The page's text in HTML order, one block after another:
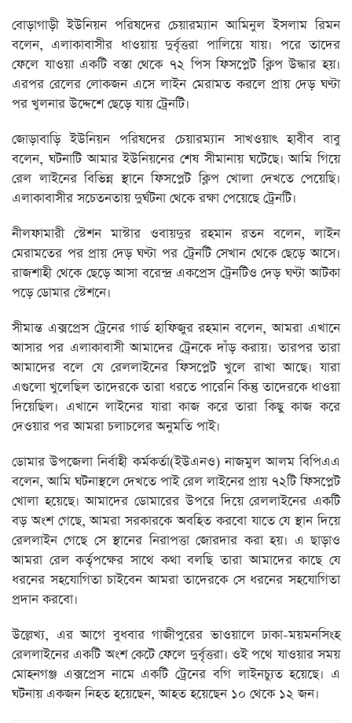
বোড়াগাড়ী ইউনিয়ন পরিষদের চেয়ারম্যান আমিনুল ইসলাম রিমন
বলেন, এলাকাবাসীর ধাওয়ায় দুর্বৃত্তরা পালিয়ে যায়। পরে তাদের
ফেলে যাওয়া একটি বস্তা থেকে ৭২ পিস ফিসপ্লেট ক্লিপ উদ্ধার হয়।
এরপর রেলের লোকজন এসে লাইন মেরামত করলে প্রায় দেড় ঘণ্টা
পর খুলনার উদ্দেশে ছেড়ে যায় ট্রেনটি।
জোড়াবাড়ি ইউনিয়ন পরিষদের চেয়ারম্যান সাখওয়াৎ হাবীব বাবু
বলেন, ঘটনাটি আমার ইউনিয়নের শেষ সীমানায় ঘটেছে। আমি গিয়ে
রেল লাইনের বিভিন্ন স্থানে ফিসপ্লেট ক্লিপ খোলা দেখতে পেয়েছি।
এলাকাবাসীর সচেতনতায় দুর্ঘটনা থেকে রক্ষা পেয়েছে ট্রেনটি।
নীলফামারী স্টেশন মাস্টার ওবায়দুর রহমান রতন বলেন, লাইন
মেরামতের পর প্রায় দেড় ঘণ্টা পর ট্রেনটি সেখান থেকে ছেড়ে আসে।
রাজশাহী থেকে ছেড়ে আসা বরেন্দ্র একপ্রেস ট্রেনটিও দেড় ঘণ্টা আটকা
পড়ে ডোমার স্টেশনে।
সীমান্ত এক্সপ্রেস ট্রেনের গার্ড হাফিজুর রহমান বলেন, আমরা এখানে
আসার পর এলাকাবাসী আমাদের ট্রেনকে দাঁড় করায়। তারপর তারা
আমাদের বলে যে রেললাইনের ফিসপ্লেট খুলে রাখা আছে। যারা
এগুলো খুলেছিল তাদেরকে তারা ধরতে পারেনি কিন্তু তাদেরকে ধাওয়া
দিয়েছিল। এখানে লাইনের যারা কাজ করে তারা কিছু কাজ করে
দেওয়ার পর আমরা চলাচলের অনুমতি পাই।
ডোমার উপজেলা নির্বাহী কর্মকর্তা(ইউএনও) নাজমুল আলম বিপিএএ
বলেন, আমি ঘটনাস্থলে দেখতে পাই রেল লাইনের প্রায় ৭২টি ফিসপ্লেট
খোলা হয়েছে। আমাদের ডোমারের ‍উপরে দিয়ে রেললাইনের একটি
বড় অংশ গেছে, আমরা সরকারকে অবহিত করবো যাতে যে স্থান দিয়ে
রেললাইন গেছে সে স্থানের নিরাপত্তা জোরদার করা হয়। এ ছাড়াও
আমরা রেল কর্তৃপক্ষের সাথে কথা বলছি তারা আমাদের কাছে যে
ধরনের সহযোগিতা চাইবেন আমরা তাদেরকে সে ধরনের সহযোগিতা
প্রদান করবো।
উল্লেখ্য, এর আগে বুধবার গাজীপুরের ভাওয়ালে ঢাকা-ময়মনসিংহ
রেললাইনের একটি অংশ কেটে ফেলে দুর্বৃত্তরা। ওই পথে যাওয়ার সময়
মোহনগঞ্জ এক্সপ্রেস নামে একটি ট্রেনের বগি লাইনচ্যুত হয়েছে। এ
ঘটনায় একজন নিহত হয়েছেন, আহত হয়েছেন ১০ থেকে ১২ জন।